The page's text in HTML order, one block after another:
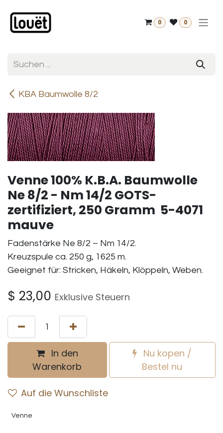
0 0
KBA Baumwolle 8/2
Venne 100% K.B.A. Baumwolle
Ne 8/2 - Nm 14/2 GOTS-
zertifiziert, 250 Gramm 5-4071
mauve
Fadenstärke Ne 8/2 – Nm 14/2.
Kreuzspule ca. 250 g, 1625 m.
Geeignet für: Stricken, Häkeln, Klöppeln, Weben.
$ 23,00 Exklusive Steuern
In den
Warenkorb
Nu kopen /
Bestel nu
Auf die Wunschliste
Venne